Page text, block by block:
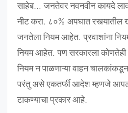
साहेब...जनतेवरनवनवीनकायदे
नीटकरा. ८०% अपघातरस्त्यातील
जनतेलानियमआहेत.प्रवाशांना
नियमआहेत.पणसरकारलाकोणतेही
नियमनपाळणाऱ्यावाहनचालकांकडून
परंतुअसेएकतर्फीआदेशम्हणजे
टाकण्याचाप्रकारआहे.